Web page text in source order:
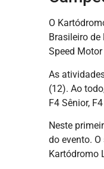
O
Brasileiro
Speed Motor
As
(12). Ao
F4 Sênior,
Neste
do evento.
Kartódromo